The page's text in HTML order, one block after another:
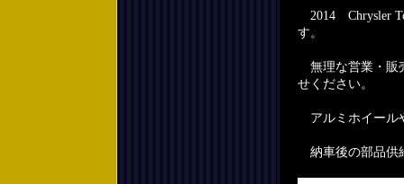
2014 Chrysler
す。
無理な営業・販
せください。
アルミホイール
納車後の部品供